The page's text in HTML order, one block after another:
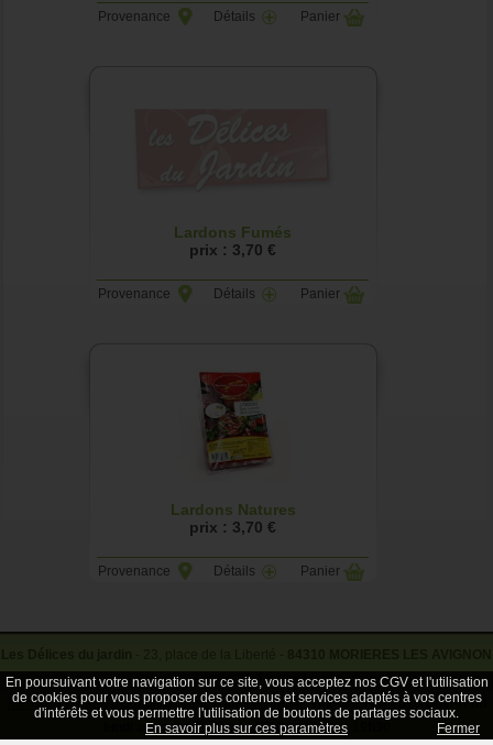
Provenance Détails Panier
Lardons Fumés
prix : 3,70 €
Provenance Détails Panier
Lardons Natures
prix : 3,70 €
Provenance Détails Panier
- Tél. 04 90 33 38 64
Mentions légales
Conditions générales de vente rhinoferos © 2026 Ouvert du
lundi au samedi - 7h30 - 12h30 / 15h30 - 19h30
En poursuivant votre navigation sur ce site, vous acceptez nos CGV et l'utilisation
de cookies pour vous proposer des contenus et services adaptés à vos centres
d'intérêts et vous permettre l'utilisation de boutons de partages sociaux.
En savoir plus sur ces paramètres
Fermer